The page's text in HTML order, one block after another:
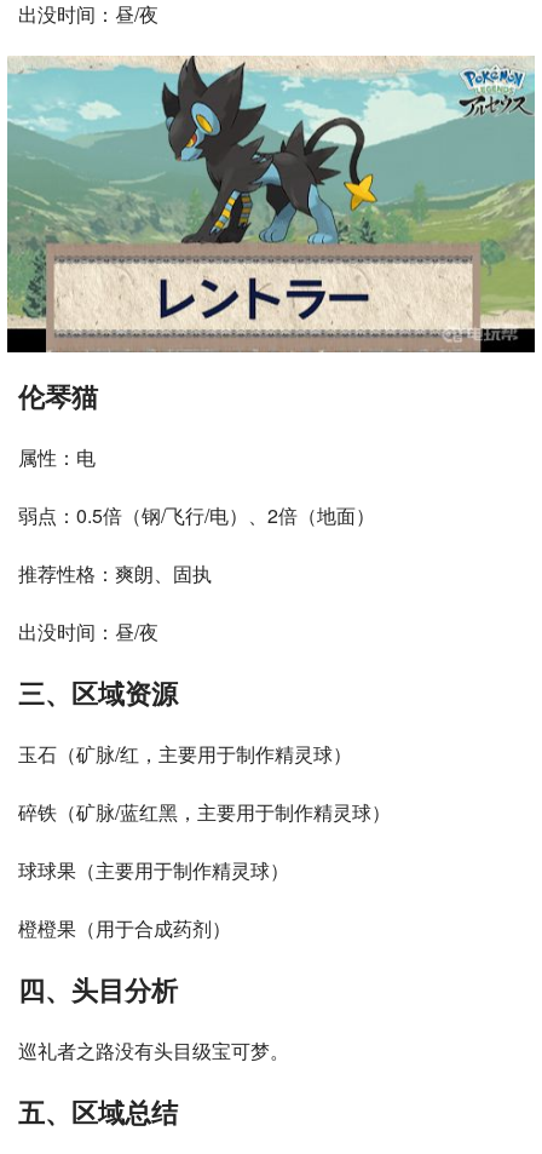
出没时间：昼/夜
伦琴猫
属性：电
弱点：0.5倍（钢/飞行/电）、2倍（地面）
推荐性格：爽朗、固执
出没时间：昼/夜
三、区域资源
玉石（矿脉/红，主要用于制作精灵球）
碎铁（矿脉/蓝红黑，主要用于制作精灵球）
球球果（主要用于制作精灵球）
橙橙果（用于合成药剂）
四、头目分析
巡礼者之路没有头目级宝可梦。
五、区域总结